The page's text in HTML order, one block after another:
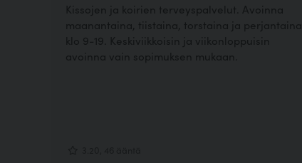
Kissojen ja koirien terveyspalvelut. Avoinna
maanantaina, tiistaina, torstaina ja perjantaina
klo 9-19. Keskiviikkoisin ja viikonloppuisin
avoinna vain sopimuksen mukaan.